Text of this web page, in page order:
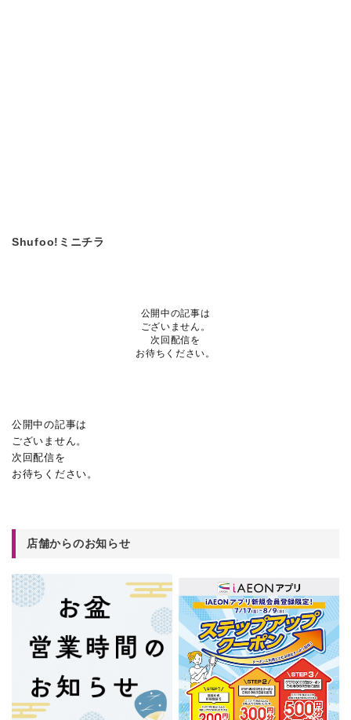
Shufoo!ミニチラ
公開中の記事は
ございません。
次回配信を
お待ちください。
公開中の記事は
ございません。
次回配信を
お待ちください。
店舗からのお知らせ